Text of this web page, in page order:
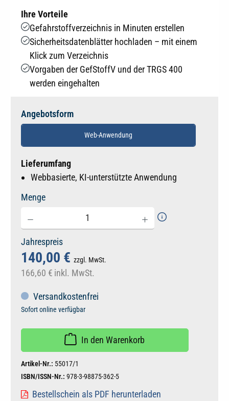
Ihre Vorteile
Gefahrstoffverzeichnis in Minuten erstellen
Sicherheitsdatenblätter hochladen – mit einem
Klick zum Verzeichnis
Vorgaben der GefStoffV und der TRGS 400
werden eingehalten
Angebotsform
Web-Anwendung
Lieferumfang
Webbasierte, KI-unterstützte Anwendung
Menge
Jahrespreis
140,00 € zzgl. MwSt.
166,60 € inkl. MwSt.
Versandkostenfrei
Sofort online verfügbar
In den Warenkorb
Artikel-Nr.: 55017/1
ISBN/ISSN-Nr.: 978-3-98875-362-5
Bestellschein als PDF herunterladen